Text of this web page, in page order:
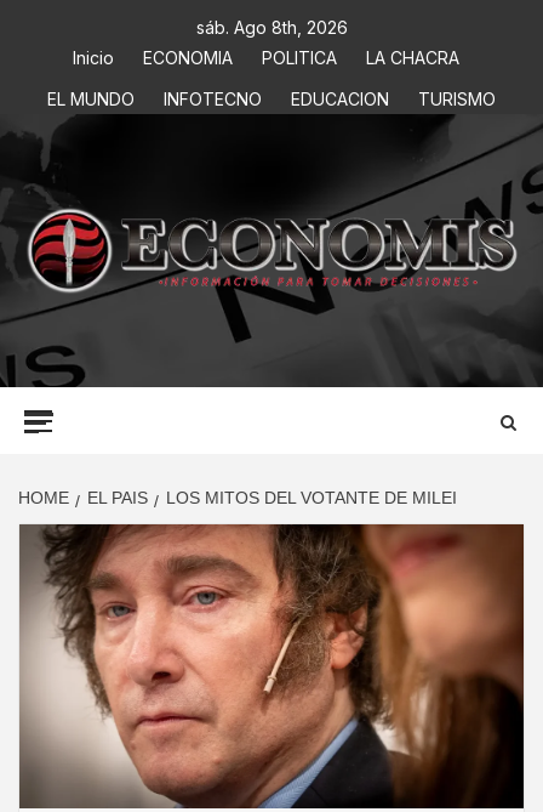
sáb. Ago 8th, 2026
Inicio
ECONOMIA POLITICA
LA CHACRA
EL MUNDO
INFOTECNO EDUCACION TURISMO
ECONOMIS
INFORMACIÓN PARA TOMAR DECISIONES
HOME EL PAIS LOS MITOS DEL VOTANTE DE MILEI